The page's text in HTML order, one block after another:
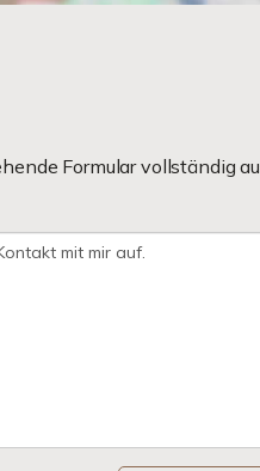
Formular vollständig